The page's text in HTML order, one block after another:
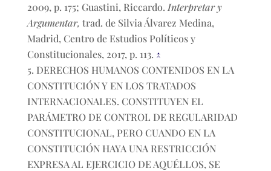
2009, p. 175; Guastini, Riccardo. Interpretar y
Argumentar, trad. de Silvia Álvarez Medina,
Madrid, Centro de Estudios Políticos y
Constitucionales, 2017, p. 113. ↑
DERECHOS HUMANOS CONTENIDOS EN LA
CONSTITUCIÓN Y EN LOS TRATADOS
INTERNACIONALES. CONSTITUYEN EL
PARÁMETRO DE CONTROL DE REGULARIDAD
CONSTITUCIONAL, PERO CUANDO EN LA
CONSTITUCIÓN HAYA UNA RESTRICCIÓN
EXPRESA AL EJERCICIO DE AQUÉLLOS, SE